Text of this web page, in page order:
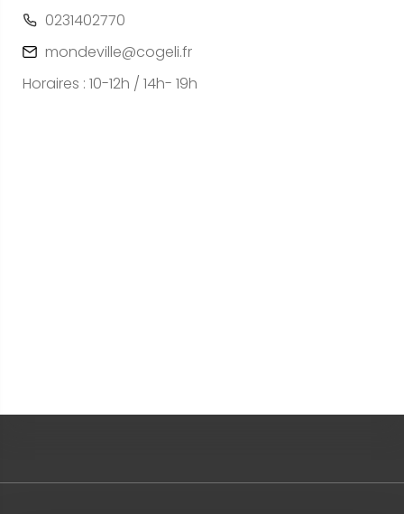
0231402770
mondeville@cogeli.fr
Horaires : 10-12h / 14h- 19h